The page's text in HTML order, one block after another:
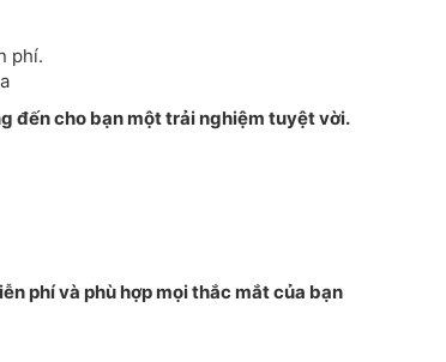
phí.
đến cho bạn một trải nghiệm tuyệt vời.
phí và phù hợp mọi thắc mắt của bạn